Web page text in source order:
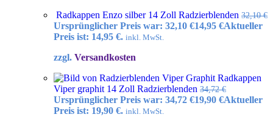
Radkappen Enzo silber 14 Zoll Radzierblenden 32,10€
Ursprünglicher Preis war: 32,10 €14,95 €Aktueller
Preis ist: 14,95 €. inkl. MwSt.
zzgl. Versandkosten
Radkappen
Viper graphit 14 Zoll Radzierblenden 34,72€
Ursprünglicher Preis war: 34,72 €19,90 €Aktueller
Preis ist: 19,90 €. inkl. MwSt.